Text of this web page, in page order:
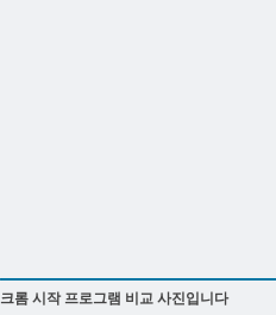
크롬 시작 프로그램 비교 사진입니다